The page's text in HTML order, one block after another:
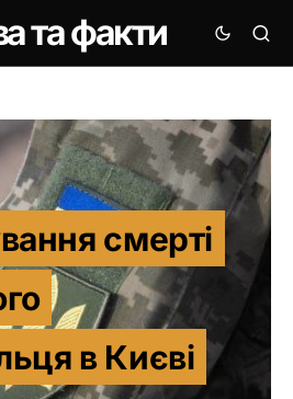
та факти
смерті
в Києві